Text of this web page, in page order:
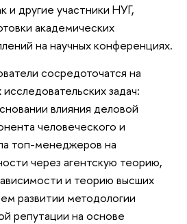
другие участники НУГ,
академических
на научных конференциях.
сосредоточатся на
задач:
влияния деловой
человеческого и
топ-менеджеров на
через агентскую теорию,
и теорию высших
развитии методологии
репутации на основе